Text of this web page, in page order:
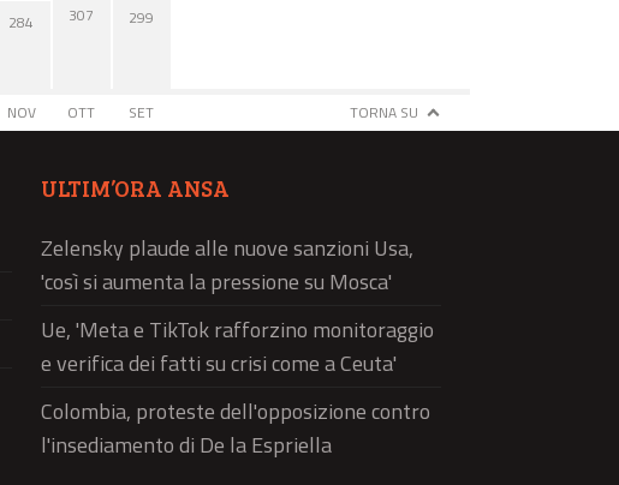
284
NOV
307
OTT
299
SET TORNA SU
ULTIM’ORA ANSA
Zelensky plaude alle nuove sanzioni Usa,
'così si aumenta la pressione su Mosca'
Ue, 'Meta e TikTok rafforzino monitoraggio
e verifica dei fatti su crisi come a Ceuta'
Colombia, proteste dell'opposizione contro
l'insediamento di De la Espriella